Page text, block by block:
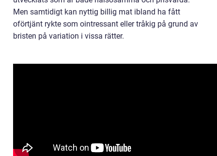
Men samtidigt kan nyttig billig mat ibland ha fått
oförtjänt rykte som ointressant eller tråkig på grund av
bristen på variation i vissa rätter.